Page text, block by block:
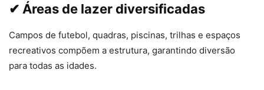
✔ Áreas de lazer diversificadas
Campos de futebol, quadras, piscinas, trilhas e espaços
recreativos compõem a estrutura, garantindo diversão
para todas as idades.